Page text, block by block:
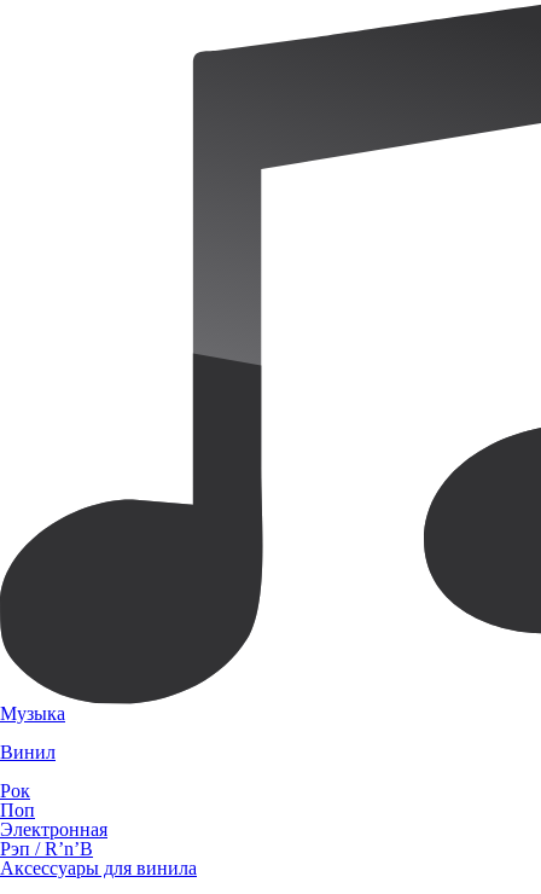
Музыка
Винил
Рок
Поп
Электронная
Рэп / R’n’B
Аксессуары для винила